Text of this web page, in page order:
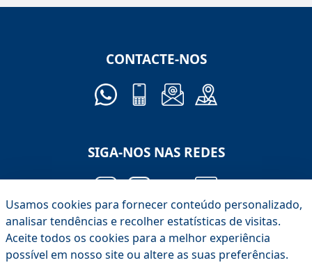
CONTACTE-NOS
SIGA-NOS NAS REDES
Créditos iconografia
Usamos cookies para fornecer conteúdo personalizado,
analisar tendências e recolher estatísticas de visitas.
Aceite todos os cookies para a melhor experiência
possível em nosso site ou altere as suas preferências.